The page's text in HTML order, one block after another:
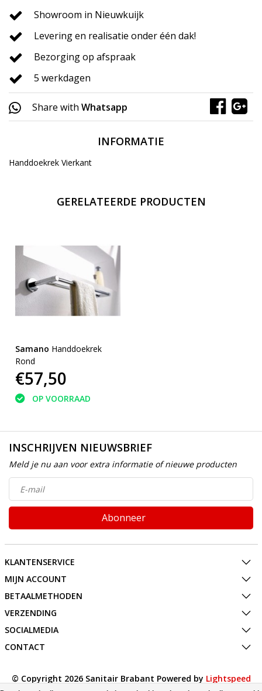
Showroom in Nieuwkuijk
Levering en realisatie onder één dak!
Bezorging op afspraak
5 werkdagen
Share with Whatsapp
INFORMATIE
Handdoekrek Vierkant
GERELATEERDE PRODUCTEN
Samano Handdoekrek
Rond
€57,50
OP VOORRAAD
INSCHRIJVEN NIEUWSBRIEF
Meld je nu aan voor extra informatie of nieuwe producten
Abonneer
KLANTENSERVICE
MIJN ACCOUNT
BETAALMETHODEN
VERZENDING
SOCIALMEDIA
CONTACT
© Copyright 2026 Sanitair Brabant Powered by Lightspeed